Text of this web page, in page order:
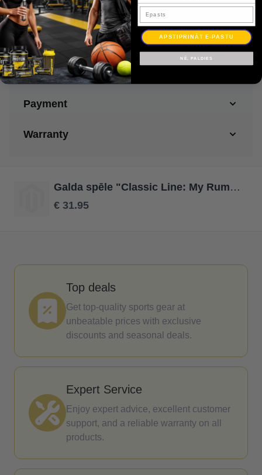
Ilgums: 60 min
Spēlētāju skaits: 2–4
Noteikumu valoda: LV, RU, LT, EE
Delivery
Payment
Warranty
Galda spēle "Classic Line: My Rummy"
€ 31.95
Top deals
Get top-quality sports gear at
unbeatable prices with exclusive
discounts and seasonal deals.
Expert Service
Enjoy expert advice, excellent customer
support, and a reliable warranty on all
products.
Epasts
APSTIPRINĀT E-PASTU
NĒ, PALDIES